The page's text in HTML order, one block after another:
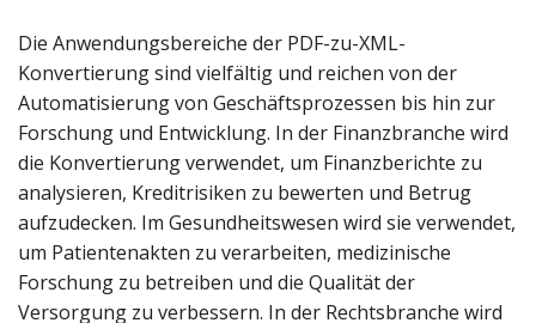
Die Anwendungsbereiche der PDF-zu-XML-
Konvertierung sind vielfältig und reichen von der
Automatisierung von Geschäftsprozessen bis hin zur
Forschung und Entwicklung. In der Finanzbranche wird
die Konvertierung verwendet, um Finanzberichte zu
analysieren, Kreditrisiken zu bewerten und Betrug
aufzudecken. Im Gesundheitswesen wird sie verwendet,
um Patientenakten zu verarbeiten, medizinische
Forschung zu betreiben und die Qualität der
Versorgung zu verbessern. In der Rechtsbranche wird